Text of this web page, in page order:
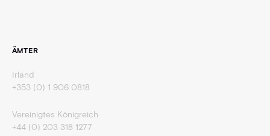
ÄMTER
Irland
+353 (0) 1 906 0818
Vereinigtes Königreich
+44 (0) 203 318 1277